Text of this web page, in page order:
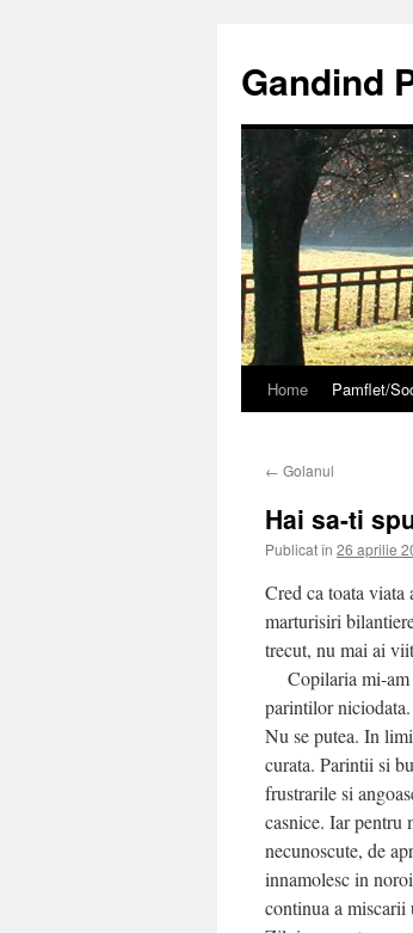
Gandind
Sari
conținut
Home Pamflet/
← Golanul
Hai sa-ti
Publicat în 26 aprilie
Cred ca toata
marturisiri
trecut, nu mai ai
Copilaria mi-am
parintilor
Nu se putea. In
curata. Parintii si
frustrarile si
casnice. Iar pentru
necunoscute, de
innamolesc in
continua a miscarii